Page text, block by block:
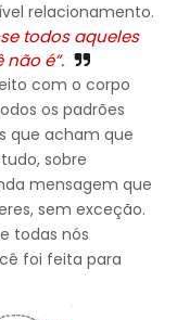
relacionamento.
todos aqueles
é”.
com o corpo
os padrões
que acham que
sobre
mensagem que
sem exceção.
todas nós
foi feita para